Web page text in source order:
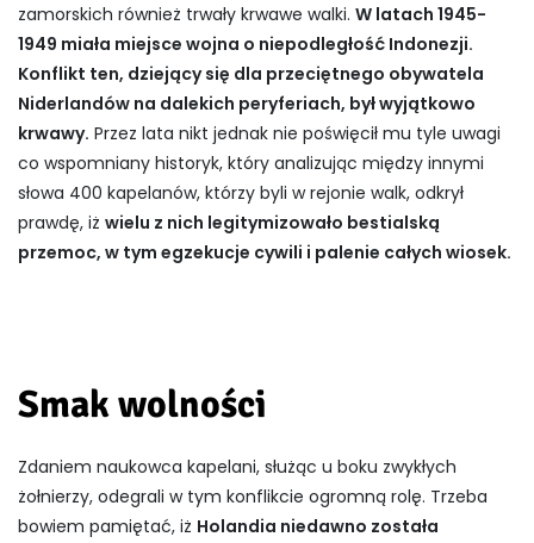
zamorskich również trwały krwawe walki. W latach 1945-
1949 miała miejsce wojna o niepodległość Indonezji.
Konflikt ten, dziejący się dla przeciętnego obywatela
Niderlandów na dalekich peryferiach, był wyjątkowo
krwawy. Przez lata nikt jednak nie poświęcił mu tyle uwagi
co wspomniany historyk, który analizując między innymi
słowa 400 kapelanów, którzy byli w rejonie walk, odkrył
prawdę, iż wielu z nich legitymizowało bestialską
przemoc, w tym egzekucje cywili i palenie całych wiosek.
Smak wolności
Zdaniem naukowca kapelani, służąc u boku zwykłych
żołnierzy, odegrali w tym konflikcie ogromną rolę. Trzeba
bowiem pamiętać, iż Holandia niedawno została